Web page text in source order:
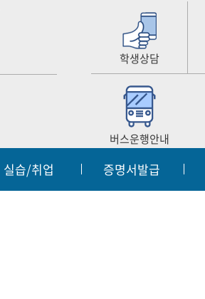
실습/취업 증명서발급
학생상담
버스운행안내
대학정보공시 | 찾아오시는길 |